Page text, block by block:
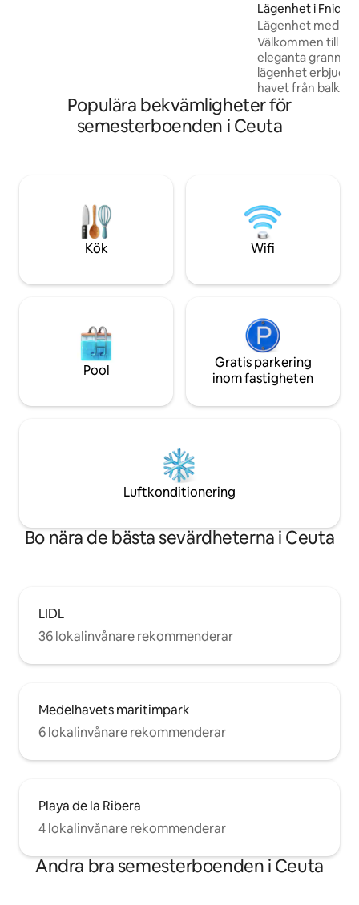
Lägenhet i Fnideq
Lägenhet med
Välkommen till
eleganta
lägenhet
havet från
beundra stadens
du lyssnar på
riktigt magiskt ögonblick
eller
och nära till allt.
Populära bekvämligheter för
semesterboenden i Ceuta
Kök Wifi
Pool
Gratis parkering
inom fastigheten
Luftkonditionering
Bo nära de bästa sevärdheterna i Ceuta
LIDL
36 lokalinvånare rekommenderar
Medelhavets maritimpark
6 lokalinvånare rekommenderar
Playa de la Ribera
4 lokalinvånare rekommenderar
Andra bra semesterboenden i Ceuta